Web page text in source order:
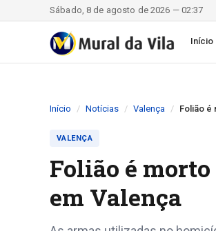
Sábado, 8 de agosto de 2026 — 02:37
Início
Início Notícias Valença Folião é
VALENÇA
Folião é
em Valença